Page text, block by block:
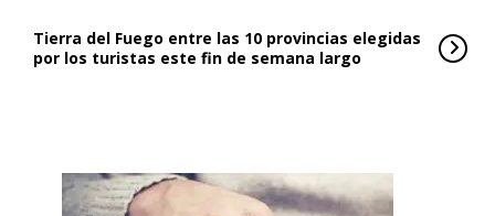
Tierra del Fuego entre las 10 provincias elegidas
por los turistas este fin de semana largo